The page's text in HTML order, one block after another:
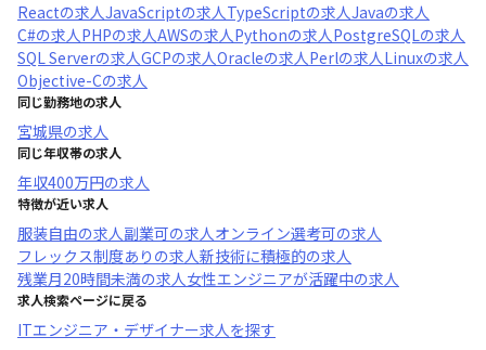
Reactの求人JavaScriptの求人TypeScriptの求人Javaの求人
C#の求人PHPの求人AWSの求人Pythonの求人PostgreSQLの求人
SQL Serverの求人GCPの求人Oracleの求人Perlの求人Linuxの求人
Objective-Cの求人
同じ勤務地の求人
宮城県の求人
同じ年収帯の求人
年収400万円の求人
特徴が近い求人
服装自由の求人副業可の求人オンライン選考可の求人
フレックス制度あり の求人新技術に積極的の求人
残業月20時間未満の求人女性エンジニアが活躍中の求人
求人検索ページに戻る
ITエンジニア・デザイナー求人を探す